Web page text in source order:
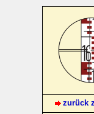
zurück